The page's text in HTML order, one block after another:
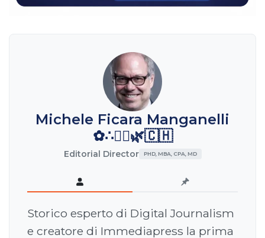
Michele Ficara Manganelli
✿∴♛🌿🇨🇭
Editorial Director PHD, MBA, CPA, MD
Storico esperto di Digital Journalism
e creatore di Immediapress la prima